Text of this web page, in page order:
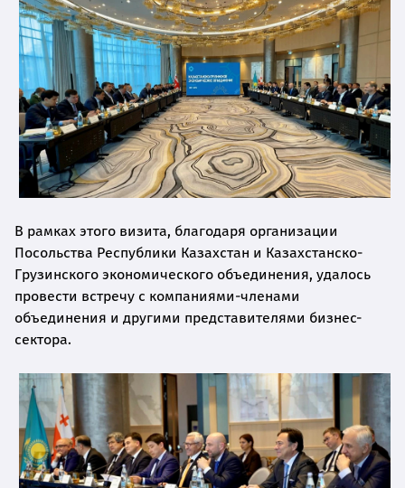
В рамках этого визита, благодаря организации
Посольства Республики Казахстан и Казахстанско-
Грузинского экономического объединения, удалось
провести встречу с компаниями-членами
объединения и другими представителями бизнес-
сектора.